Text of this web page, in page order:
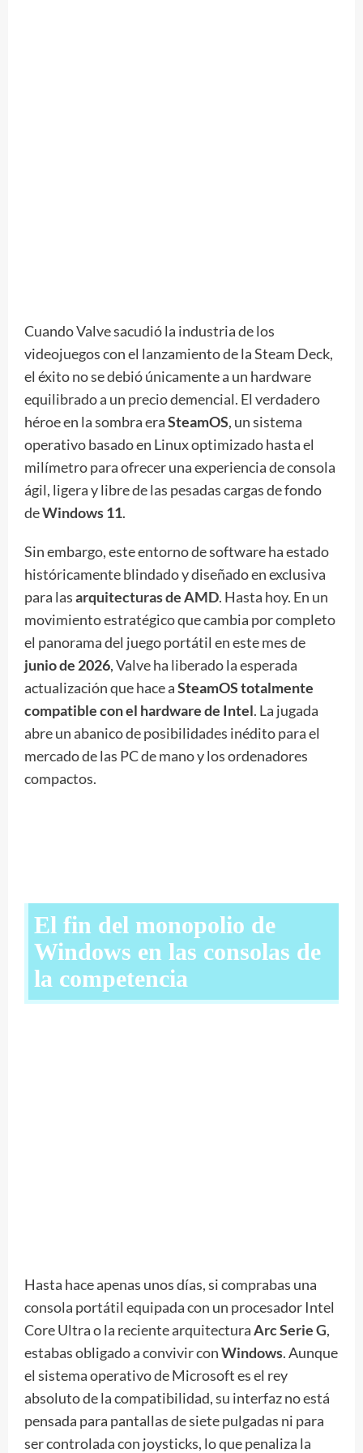
Cuando Valve sacudió la industria de los
videojuegos con el lanzamiento de la Steam Deck,
el éxito no se debió únicamente a un hardware
equilibrado a un precio demencial. El verdadero
héroe en la sombra eraSteamOS, un sistema
operativo basado en Linux optimizado hasta el
milímetro para ofrecer una experiencia de consola
ágil, ligera y libre de las pesadas cargas de fondo
deWindows 11.
Sin embargo, este entorno de software ha estado
históricamente blindado y diseñado en exclusiva
para lasarquitecturas de AMD. Hasta hoy. En un
movimiento estratégico que cambia por completo
el panorama del juego portátil en este mes de
junio de 2026, Valve ha liberado la esperada
actualización que hace aSteamOS totalmente
compatible con el hardware de Intel. La jugada
abre un abanico de posibilidades inédito para el
mercado de las PC de mano y los ordenadores
compactos.
El fin del monopolio de
Windows en las consolas de
la competencia
Hasta hace apenas unos días, si comprabas una
consola portátil equipada con un procesador Intel
Core Ultra o la reciente arquitecturaArc Serie G,
estabas obligado a convivir conWindows. Aunque
el sistema operativo de Microsoft es el rey
absoluto de la compatibilidad, su interfaz no está
pensada para pantallas de siete pulgadas ni para
ser controlada con joysticks, lo que penaliza la